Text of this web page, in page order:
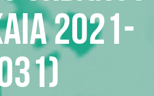
2021-